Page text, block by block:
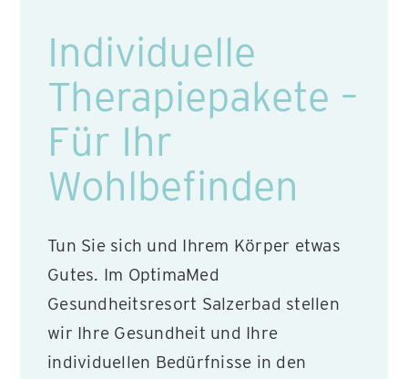
Individuelle
Therapiepakete –
Für Ihr
Wohlbefinden
Tun Sie sich und Ihrem Körper etwas
Gutes. Im OptimaMed
Gesundheitsresort Salzerbad stellen
wir Ihre Gesundheit und Ihre
individuellen Bedürfnisse in den